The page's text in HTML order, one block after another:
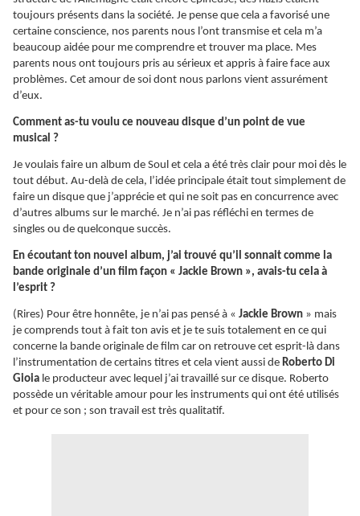
toujours présents dans la société. Je pense que cela a favorisé une
certaine conscience, nos parents nous l’ont transmise et cela m’a
beaucoup aidée pour me comprendre et trouver ma place. Mes
parents nous ont toujours pris au sérieux et appris à faire face aux
problèmes. Cet amour de soi dont nous parlons vient assurément
d’eux.
Comment as-tu voulu ce nouveau disque d’un point de vue
musical ?
Je voulais faire un album de Soul et cela a été très clair pour moi dès le
tout début. Au-delà de cela, l’idée principale était tout simplement de
faire un disque que j’apprécie et qui ne soit pas en concurrence avec
d’autres albums sur le marché. Je n’ai pas réfléchi en termes de
singles ou de quelconque succès.
En écoutant ton nouvel album, j’ai trouvé qu’il sonnait comme la
bande originale d’un film façon « Jackie Brown », avais-tu cela à
l’esprit ?
(Rires) Pour être honnête, je n’ai pas pensé à « Jackie Brown » mais
je comprends tout à fait ton avis et je te suis totalement en ce qui
concerne la bande originale de film car on retrouve cet esprit-là dans
l’instrumentation de certains titres et cela vient aussi de Roberto Di
Gioia le producteur avec lequel j’ai travaillé sur ce disque. Roberto
possède un véritable amour pour les instruments qui ont été utilisés
et pour ce son ; son travail est très qualitatif.